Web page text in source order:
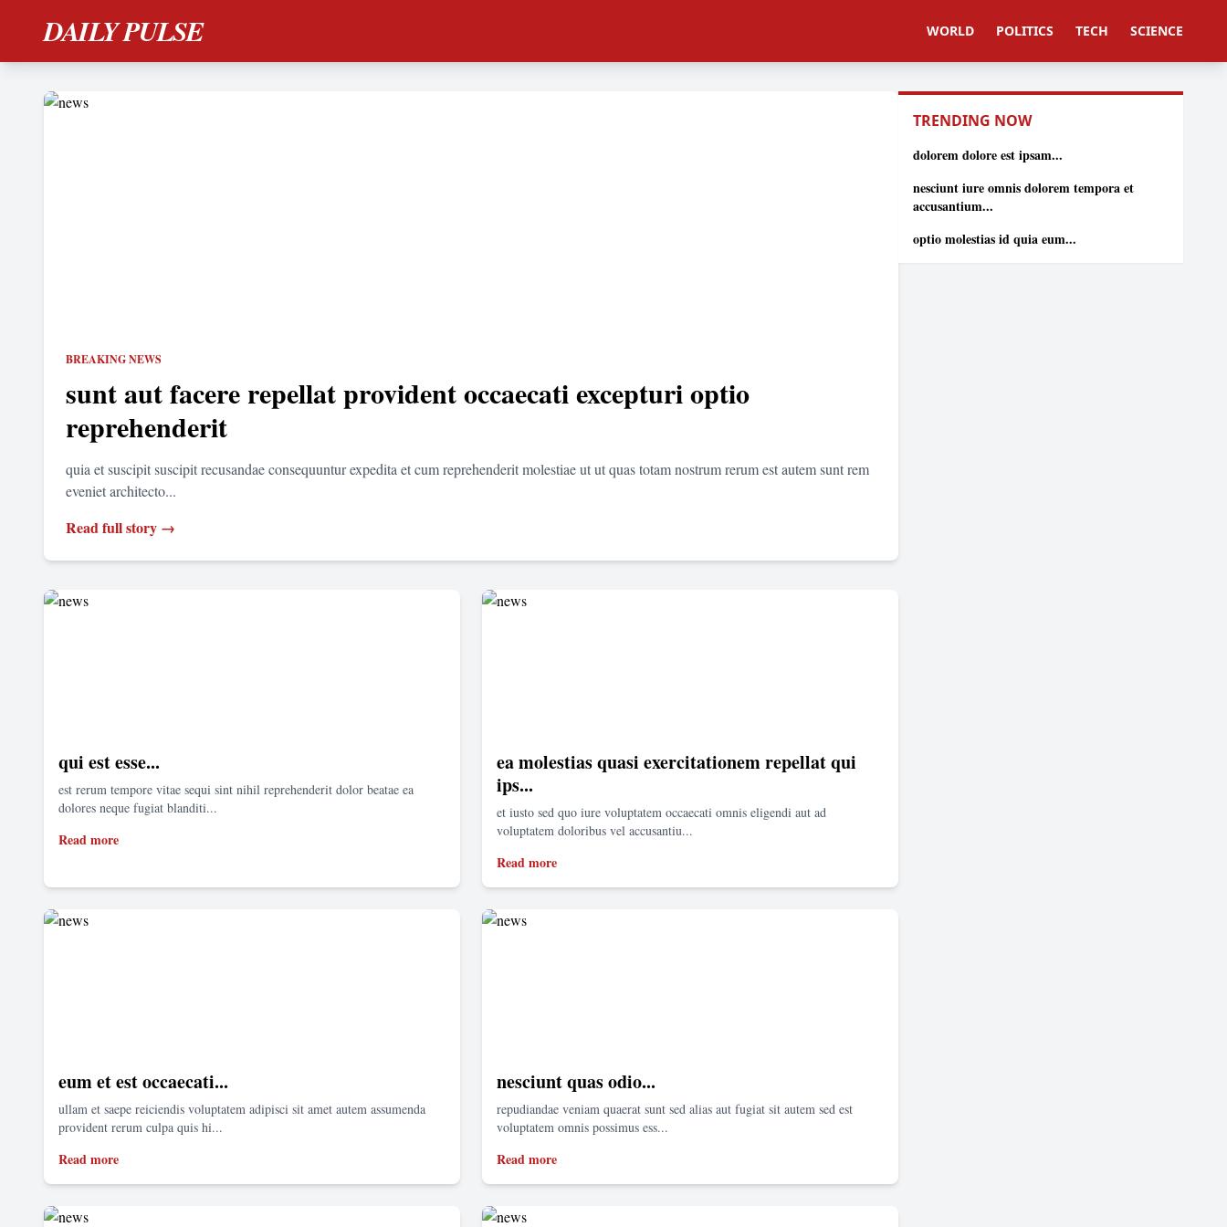
DAILY PULSE WORLD POLITICS TECH SCIENCE
BREAKING NEWS
sunt aut facere repellat provident occaecati excepturi optio
reprehenderit
quia et suscipit suscipit recusandae consequuntur expedita et cum reprehenderit molestiae ut ut quas totam nostrum rerum est autem sunt rem
eveniet architecto...
Read full story →
qui est esse...
est rerum tempore vitae sequi sint nihil reprehenderit dolor beatae ea
dolores neque fugiat blanditi...
Read more
ea molestias quasi exercitationem repellat qui
ips...
et iusto sed quo iure voluptatem occaecati omnis eligendi aut ad
voluptatem doloribus vel accusantiu...
Read more
eum et est occaecati...
ullam et saepe reiciendis voluptatem adipisci sit amet autem assumenda
provident rerum culpa quis hi...
Read more
nesciunt quas odio...
repudiandae veniam quaerat sunt sed alias aut fugiat sit autem sed est
voluptatem omnis possimus ess...
Read more
TRENDING NOW
dolorem dolore est ipsam...
nesciunt iure omnis dolorem tempora et
accusantium...
optio molestias id quia eum...